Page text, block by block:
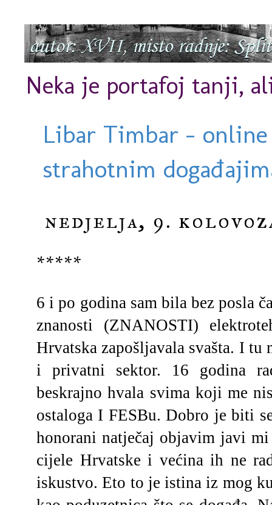
Neka je portafoj tanji,
Libar Timbar -
strahotnim
nedjelja, 9.
*****
6 i po godina sam bila bez posla
znanosti (ZNANOSTI)
Hrvatska zapošljavala svašta. I
i privatni sektor. 16 godina
beskrajno hvala svima koji me
ostaloga I FESBu. Dobro je biti
honorani natječaj objavim javi
cijele Hrvatske i većina ih ne
iskustvo. Eto to je istina iz mog